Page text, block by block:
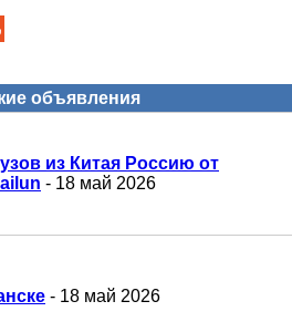
объявления
из Китая Россию от
- 18 май 2026
- 18 май 2026